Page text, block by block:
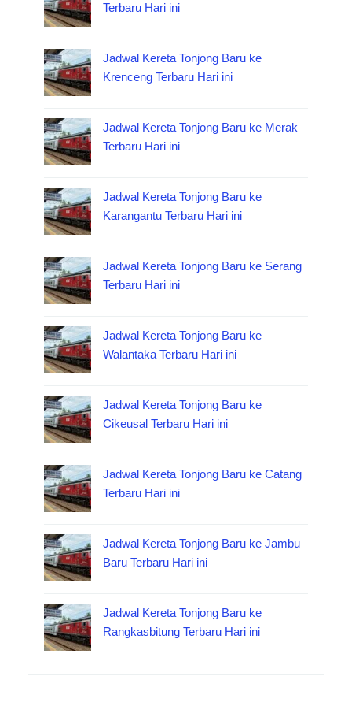
Terbaru Hari ini
Jadwal Kereta Tonjong Baru ke
Krenceng Terbaru Hari ini
Jadwal Kereta Tonjong Baru ke Merak
Terbaru Hari ini
Jadwal Kereta Tonjong Baru ke
Karangantu Terbaru Hari ini
Jadwal Kereta Tonjong Baru ke Serang
Terbaru Hari ini
Jadwal Kereta Tonjong Baru ke
Walantaka Terbaru Hari ini
Jadwal Kereta Tonjong Baru ke
Cikeusal Terbaru Hari ini
Jadwal Kereta Tonjong Baru ke Catang
Terbaru Hari ini
Jadwal Kereta Tonjong Baru ke Jambu
Baru Terbaru Hari ini
Jadwal Kereta Tonjong Baru ke
Rangkasbitung Terbaru Hari ini